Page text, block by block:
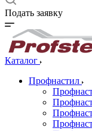
Подать заявку
Каталог
Профнастил